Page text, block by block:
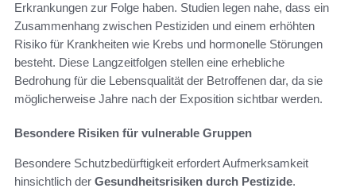
Erkrankungen zur Folge haben. Studien legen nahe, dass ein
Zusammenhang zwischen Pestiziden und einem erhöhten
Risiko für Krankheiten wie Krebs und hormonelle Störungen
besteht. Diese Langzeitfolgen stellen eine erhebliche
Bedrohung für die Lebensqualität der Betroffenen dar, da sie
möglicherweise Jahre nach der Exposition sichtbar werden.
Besondere Risiken für vulnerable Gruppen
Besondere Schutzbedürftigkeit erfordert Aufmerksamkeit
hinsichtlich der Gesundheitsrisiken durch Pestizide.